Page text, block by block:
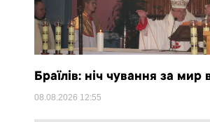
Браїлів: ніч чування за мир
08.08.2026 12:55